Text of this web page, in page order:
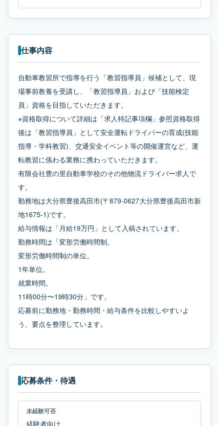
仕事内容
自動車教習所で指導を行う「教習指導員」候補として、現
場事前教養を受講し、「教習指導員」および「技能検定
員」資格を目指していただきます。
※資格取得について詳細は「求人特記事項欄」参照資格取得
後は「教習指導員」として安全運転ドライバーの育成(技能
指導・学科教習)、交通安全イベント等の開催運営など、運
転教習に係わる業務に携わっていただきます。
有限会社豊の里自動車学校のその他物流ドライバー求人で
す。
勤務地は大分県豊後高田市(〒879-0627大分県豊後高田市新
地1675-1)です。
給与情報は「月給19万円」として入稿されています。
勤務時間は「変形労働時間制。
変形労働時間制の単位。
1年単位。
就業時間。
11時00分〜19時30分」です。
応募前に勤務地・勤務時間・給与条件を比較しやすいよ
う、要点を整理しています。
応募条件・待遇
未経験可否
経験者向け